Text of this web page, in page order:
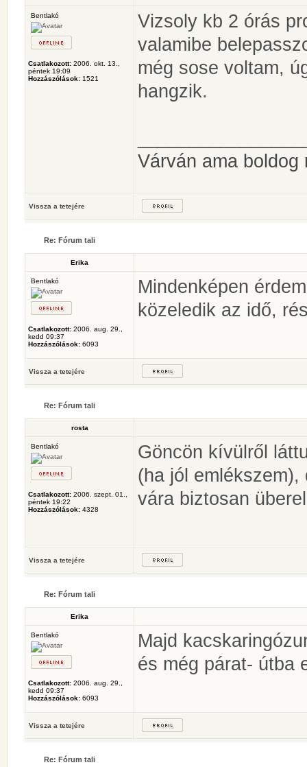
Bentlakó
Csatlakozott: 2006. okt. 13.,
péntek 19:09
Hozzászólások: 1521
Vizsoly kb 2 órás
valamibe
még sose voltam,
hangzik.
Várván ama boldog
Vissza a tetejére
Re: Fórum tali
Erika
Bentlakó
Csatlakozott: 2006. aug. 29.,
kedd 09:37
Hozzászólások: 6093
Mindenképen
közeledik az idő,
Vissza a tetejére
Re: Fórum tali
rosta
Bentlakó
Csatlakozott: 2006. szept. 01.,
péntek 19:22
Hozzászólások: 4328
Göncön kívülről
(ha jól
vára biztosan
Vissza a tetejére
Re: Fórum tali
Erika
Bentlakó
Csatlakozott: 2006. aug. 29.,
kedd 09:37
Hozzászólások: 6093
Majd
és még párat- útba
Vissza a tetejére
Re: Fórum tali